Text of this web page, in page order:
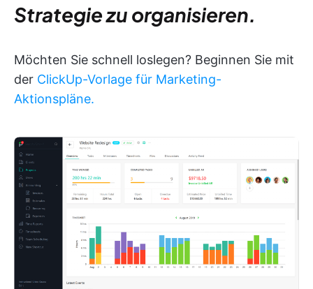
Strategie zu organisieren.
Möchten Sie schnell loslegen? Beginnen Sie mit
der ClickUp-Vorlage für Marketing-
Aktionspläne.